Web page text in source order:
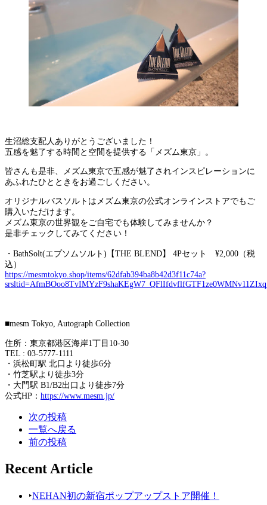
生沼総支配人ありがとうございました！
五感を魅了する時間と空間を提供する「メズム東京」。
皆さんも是非、メズム東京で五感が魅了されインスピレーションに
あふれたひとときをお過ごしください。
オリジナルバスソルトはメズム東京の公式オンラインストアでもご
購入いただけます。
メズム東京の世界観をご自宅でも体験してみませんか？
是非チェックしてみてください！
・BathSolt(エプソムソルト)【THE BLEND】 4Pセット ¥2,000（税
込）
https://mesmtokyo.shop/items/62dfab394ba8b42d3f11c74a?
■mesm Tokyo, Autograph Collection
住所：東京都港区海岸1丁目10-30
TEL : 03-5777-1111
・浜松町駅 北口より徒歩6分
・竹芝駅より徒歩3分
・大門駅 B1/B2出口より徒歩7分
公式HP： https://www.mesm.jp/
次の投稿
一覧へ戻る
前の投稿
Recent Article
‣NEHAN初の新宿ポップアップストア開催！